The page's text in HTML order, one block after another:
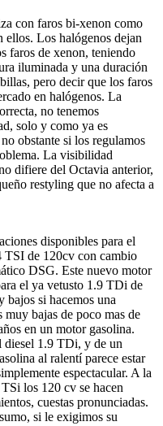
con faros bi-xenon como
ellos. Los halógenos dejan
faros de xenon, teniendo
iluminada y una duración
pero decir que los faros
en halógenos. La
no tenemos
solo y como ya es
obstante si los regulamos
La visibilidad
difiere del Octavia anterior,
restyling que no afecta a
disponibles para el
TSI de 120cv con cambio
DSG. Este nuevo motor
el ya vetusto 1.9 TDi de
bajos si hacemos una
bajas de poco mas de
en un motor gasolina.
diesel 1.9 TDi, y de un
al ralentí parece estar
espectacular. A la
los 120 cv se hacen
cuestas pronunciadas.
si le exigimos su